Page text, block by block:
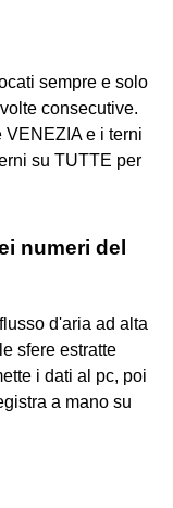
sempre e solo
consecutive.
VENEZIA e i terni
su TUTTE per
numeri del
d'aria ad alta
sfere estratte
i dati al pc, poi
a mano su